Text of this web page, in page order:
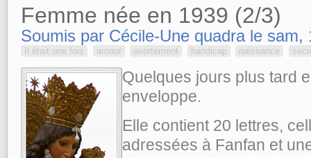
Femme née en 1939 (2/3)
Soumis par Cécile-Une quadra le sam,
Il était une fois amour avortement handicap naissance
Quelques jours plus tard
enveloppe.
Elle contient 20 lettres,
adressées à Fanfan et